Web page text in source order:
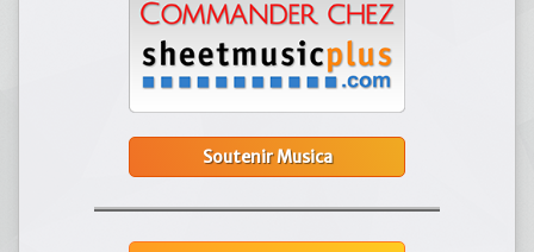
Soutenir Musica